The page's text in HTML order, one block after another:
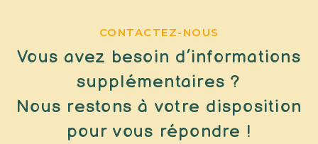
CONTACTEZ-NOUS
Vous avez besoin d’informations
supplémentaires ?
Nous restons à votre disposition
pour vous répondre !